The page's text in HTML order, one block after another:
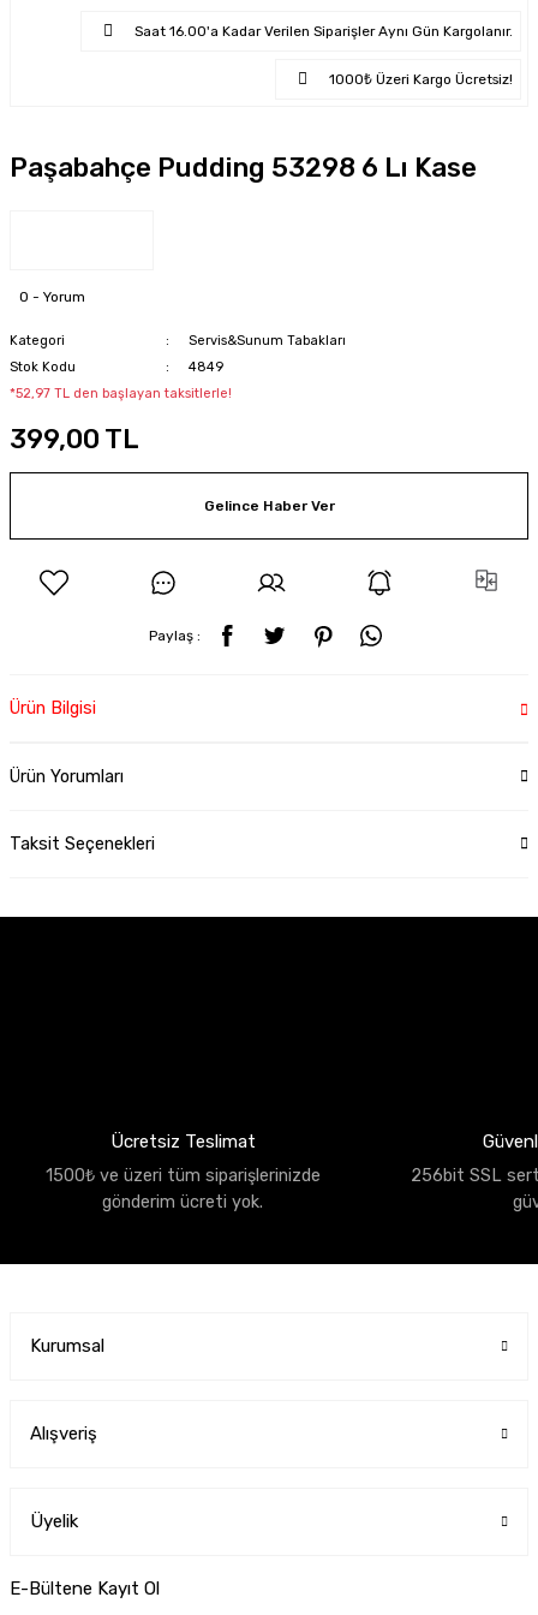
Saat 16.00'a Kadar Verilen Siparişler Aynı Gün Kargolanır.
1000₺ Üzeri Kargo Ücretsiz!
Paşabahçe Pudding 53298 6 Lı Kase
0 - Yorum
Kategori
Servis&Sunum Tabakları
Stok Kodu
4849
*52,97 TL den başlayan taksitlerle!
399,00 TL
Gelince Haber Ver
Paylaş :
Ürün Bilgisi
Ürün Yorumları
Taksit Seçenekleri
Ücretsiz Teslimat
1500₺ ve üzeri tüm siparişlerinizde
gönderim ücreti yok.
256bit SSL
Kurumsal
Alışveriş
Üyelik
E-Bültene Kayıt Ol